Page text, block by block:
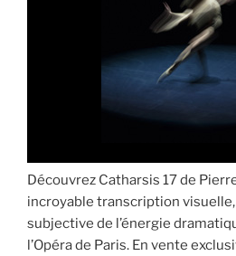
Découvrez Catharsis 17 de
incroyable transcription
subjective de l’énergie
l’Opéra de Paris. En vente